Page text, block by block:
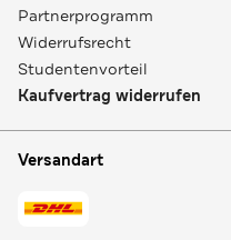
Partnerprogramm
Widerrufsrecht
Studentenvorteil
Kaufvertrag widerrufen
Versandart